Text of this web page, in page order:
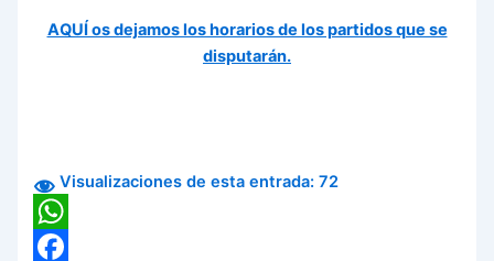
AQUÍ os dejamos los horarios de los partidos que se
disputarán.
Visualizaciones de esta entrada: 72
WhatsApp